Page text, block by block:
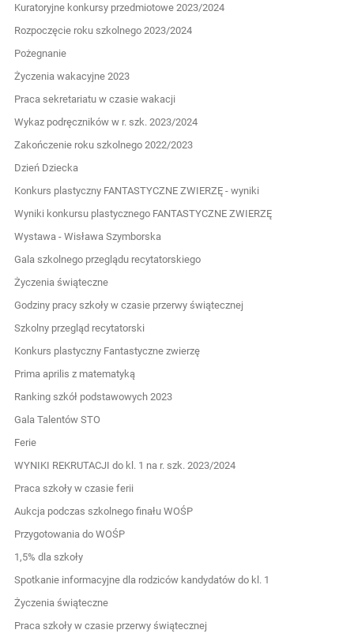
Kuratoryjne konkursy przedmiotowe 2023/2024
Rozpoczęcie roku szkolnego 2023/2024
Pożegnanie
Życzenia wakacyjne 2023
Praca sekretariatu w czasie wakacji
Wykaz podręczników w r. szk. 2023/2024
Zakończenie roku szkolnego 2022/2023
Dzień Dziecka
Konkurs plastyczny FANTASTYCZNE ZWIERZĘ - wyniki
Wyniki konkursu plastycznego FANTASTYCZNE ZWIERZĘ
Wystawa - Wisława Szymborska
Gala szkolnego przeglądu recytatorskiego
Życzenia świąteczne
Godziny pracy szkoły w czasie przerwy świątecznej
Szkolny przegląd recytatorski
Konkurs plastyczny Fantastyczne zwierzę
Prima aprilis z matematyką
Ranking szkół podstawowych 2023
Gala Talentów STO
Ferie
WYNIKI REKRUTACJI do kl. 1 na r. szk. 2023/2024
Praca szkoły w czasie ferii
Aukcja podczas szkolnego finału WOŚP
Przygotowania do WOŚP
1,5% dla szkoły
Spotkanie informacyjne dla rodziców kandydatów do kl. 1
Życzenia świąteczne
Praca szkoły w czasie przerwy świątecznej